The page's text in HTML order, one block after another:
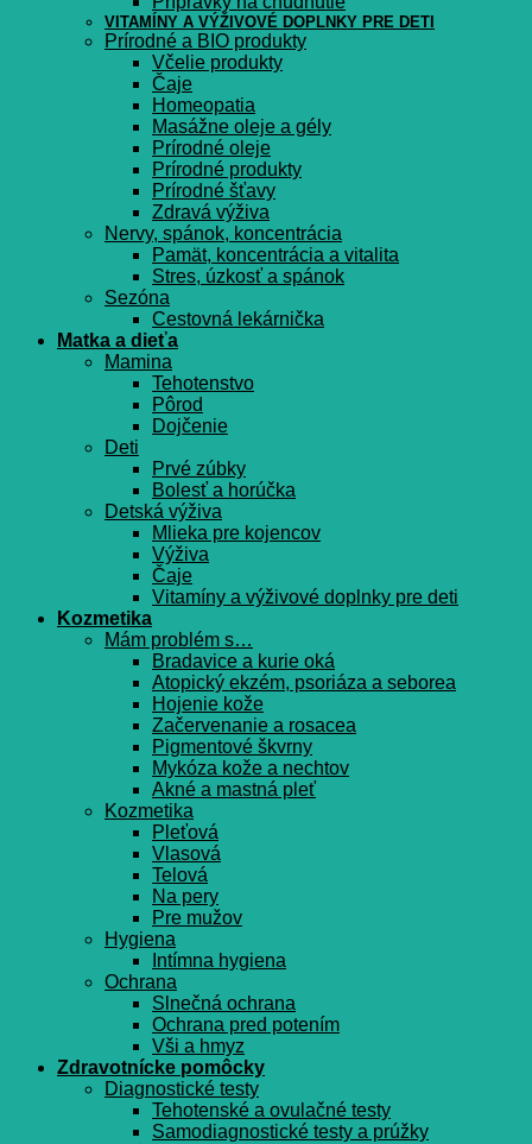
VITAMÍNY A VÝŽIVOVÉ DOPLNKY PRE DETI
Prírodné a BIO produkty
Včelie produkty
Čaje
Homeopatia
Masážne oleje a gély
Prírodné oleje
Prírodné produkty
Prírodné šťavy
Zdravá výživa
Nervy, spánok, koncentrácia
Pamät, koncentrácia a vitalita
Stres, úzkosť a spánok
Sezóna
Cestovná lekárnička
Matka a dieťa
Mamina
Tehotenstvo
Pôrod
Dojčenie
Deti
Prvé zúbky
Bolesť a horúčka
Detská výživa
Mlieka pre kojencov
Výživa
Čaje
Vitamíny a výživové doplnky pre deti
Kozmetika
Mám problém s…
Bradavice a kurie oká
Atopický ekzém, psoriáza a seborea
Hojenie kože
Začervenanie a rosacea
Pigmentové škvrny
Mykóza kože a nechtov
Akné a mastná pleť
Kozmetika
Pleťová
Vlasová
Telová
Na pery
Pre mužov
Hygiena
Intímna hygiena
Ochrana
Slnečná ochrana
Ochrana pred potením
Vši a hmyz
Zdravotnícke pomôcky
Diagnostické testy
Tehotenské a ovulačné testy
Samodiagnostické testy a prúžky